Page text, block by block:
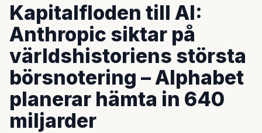
Kapitalfloden till AI:
Anthropic siktar på
världshistoriens största
börsnotering – Alphabet
planerar hämta in 640
miljarder